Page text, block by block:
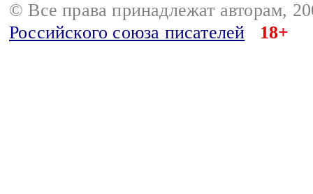
© Все права принадлежат авторам,
Российского союза писателей
18+